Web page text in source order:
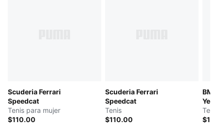
Scuderia Ferrari
Speedcat
Tenis para mujer
$110.00
Scuderia Ferrari
Speedcat
Tenis
$110.00